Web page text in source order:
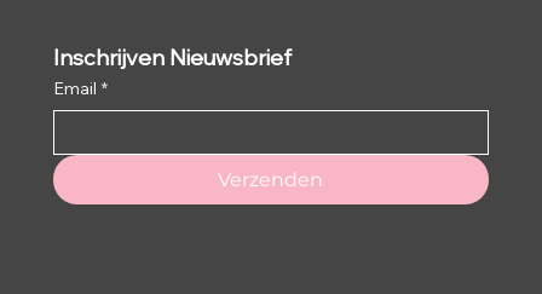
Inschrijven Nieuwsbrief
Email *
Verzenden